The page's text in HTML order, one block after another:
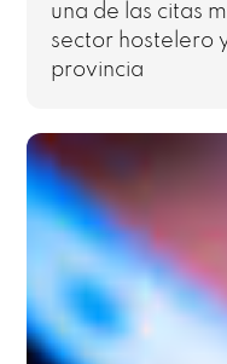
una de las citas
sector hostelero
provincia